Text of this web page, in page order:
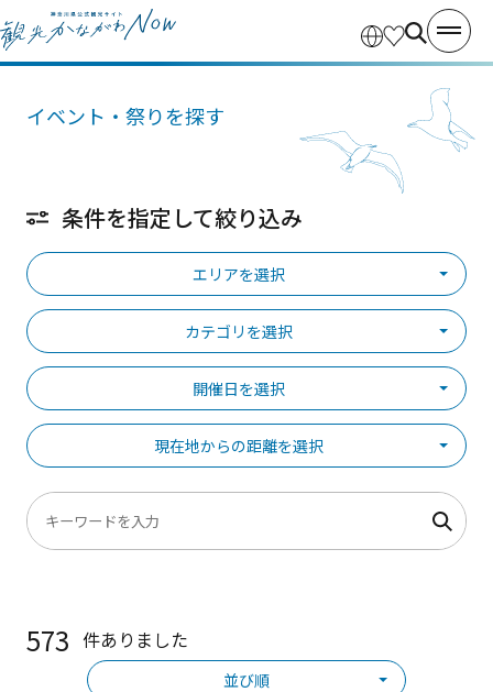
イベント・祭りを探す
条件を指定して絞り込み
エリアを選択
カテゴリを選択
開催日を選択
現在地からの距離を選択
573 件ありました
並び順